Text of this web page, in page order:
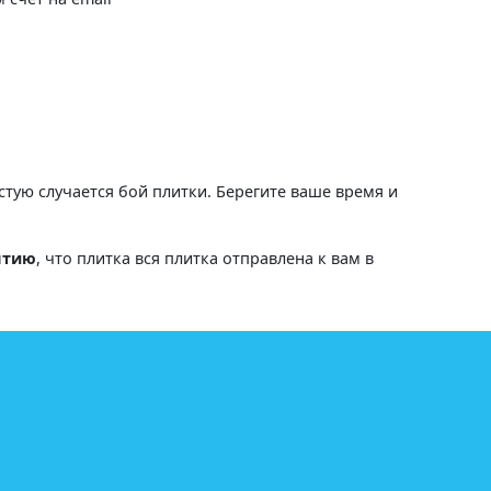
случается бой плитки. Берегите ваше время и
, что плитка вся плитка отправлена к вам в